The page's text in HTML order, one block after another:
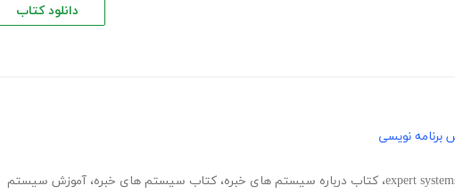
دانلود کتاب
نویسی
، کتاب درباره سیستم های خبره، کتاب سیستم های خبره، آموزش سیستم